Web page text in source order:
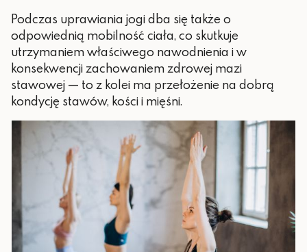
Podczas uprawiania jogi dba się także o
odpowiednią mobilność ciała, co skutkuje
utrzymaniem właściwego nawodnienia i w
konsekwencji zachowaniem zdrowej mazi
stawowej — to z kolei ma przełożenie na dobrą
kondycję stawów, kości i mięśni.